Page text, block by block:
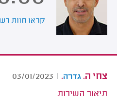
קראו חוות
צחי ה. גדרה.
|
03/01/2023
תיאור השירות